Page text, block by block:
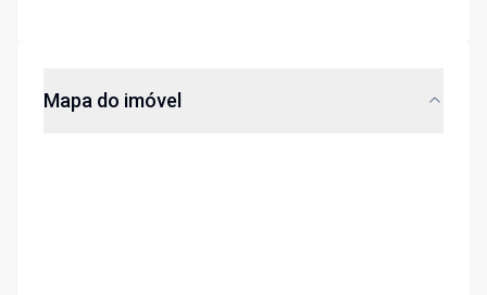
Mapa do imóvel